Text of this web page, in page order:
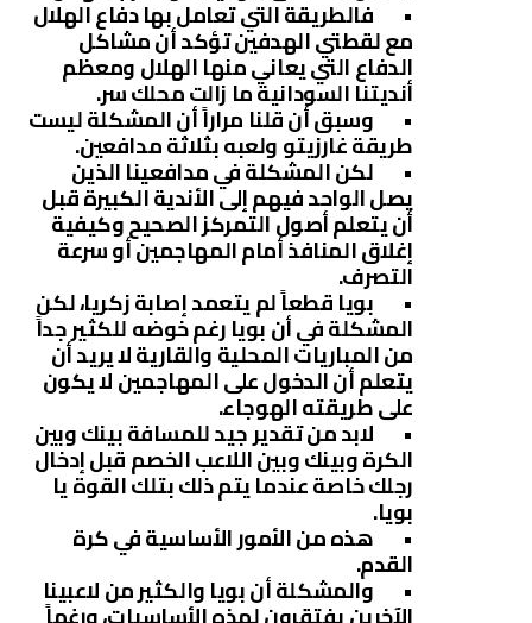
• فالطريقة التي تعامل بها دفاع الهلال
مع لقطتي الهدفين تؤكد أن مشاكل
الدفاع التي يعاني منها الهلال ومعظم
أنديتنا السودانية ما زالت محلك سر.
• وسبق أن قلنا مراراً أن المشكلة ليست
طريقة غارزيتو ولعبه بثلاثة مدافعين.
• لكن المشكلة في مدافعينا الذين
يصل الواحد فيهم إلى الأندية الكبيرة قبل
أن يتعلم أصول التمركز الصحيح وكيفية
إغلاق المنافذ أمام المهاجمين أو سرعة
التصرف.
• بويا قطعاً لم يتعمد إصابة زكريا، لكن
المشكلة في أن بويا رغم خوضه للكثير جداً
من المباريات المحلية والقارية لا يريد أن
يتعلم أن الدخول على المهاجمين لا يكون
على طريقته الهوجاء.
• لابد من تقدير جيد للمسافة بينك وبين
الكرة وبينك وبين اللاعب الخصم قبل إدخال
رجلك خاصة عندما يتم ذلك بتلك القوة يا
بويا.
• هذه من الأمور الأساسية في كرة
القدم.
• والمشكلة أن بويا والكثير من لاعبينا